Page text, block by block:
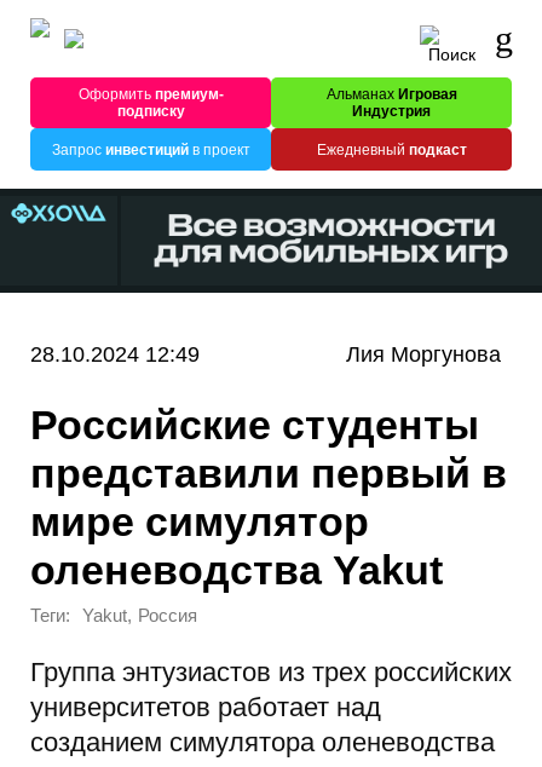
Оформитьпремиум-
подписку
Альманах Игровая
Индустрия
Запрос инвестицийв проект Ежедневный подкаст
28.10.2024 12:49 Лия Моргунова
Российские студенты
представили первый в
мире симулятор
оленеводства Yakut
Теги: Yakut, Россия
Группа энтузиастов из трех российских
университетов работает над
созданием симулятора оленеводства